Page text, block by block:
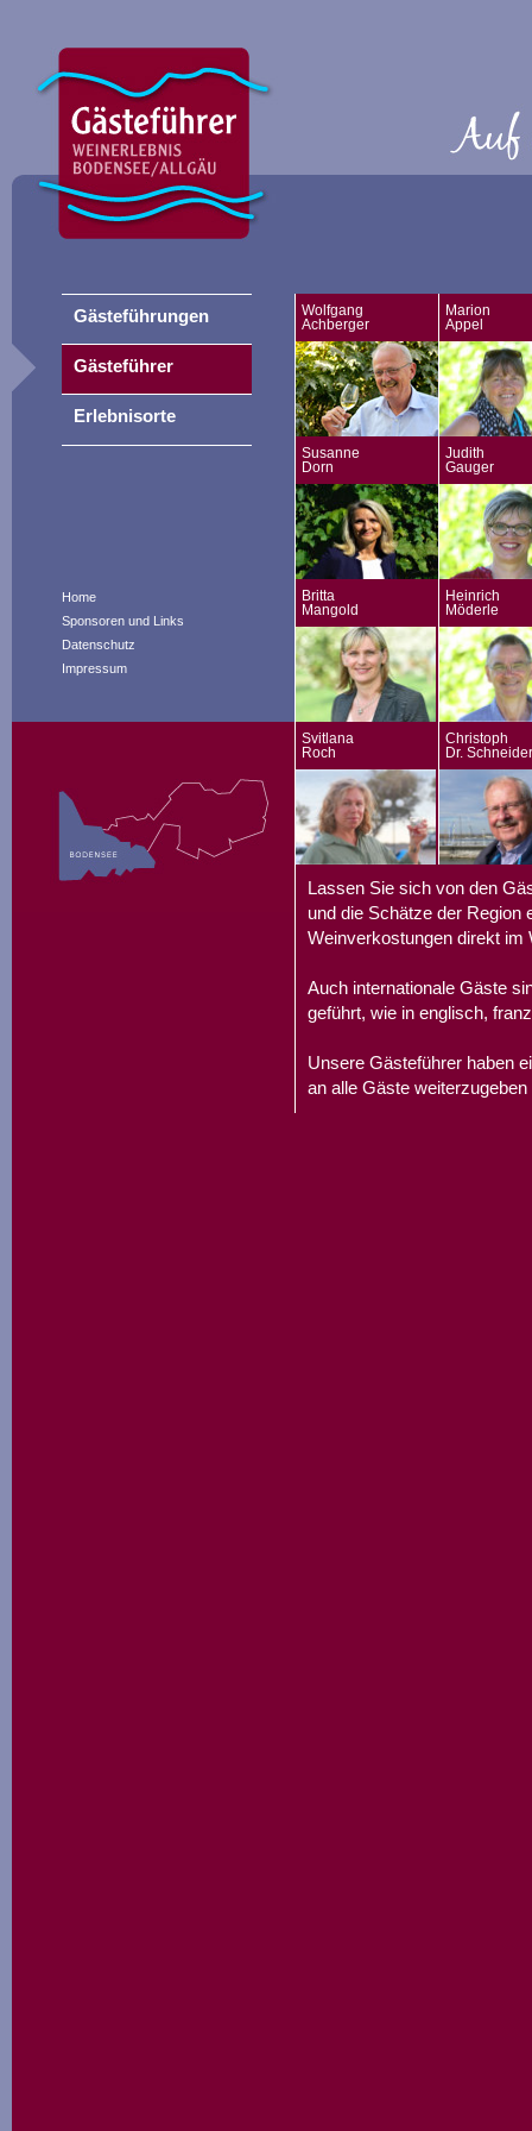
Home
Sponsoren und Links
Datenschutz
Impressum
Wolfgang
Achberger
Marion
Appel
Susanne
Dorn
Judith
Gauger
Britta
Mangold
Heinrich
Möderle
Svitlana
Roch
Christoph
Dr. Schneider
Lassen Sie sich von den
und die Schätze der Region
Weinverkostungen direkt im
Auch internationale Gäste
geführt, wie in englisch,
Unsere Gästeführer haben
an alle Gäste
Gästeführungen
Gästeführer
Erlebnisorte